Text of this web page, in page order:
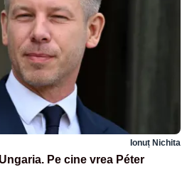
Ionuț Nichita
Pe cine vrea Péter